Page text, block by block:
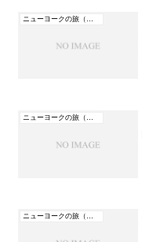
ニューヨークの旅（アメリカ）